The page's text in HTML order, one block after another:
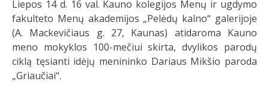
Liepos 14 d. 16 val. Kauno kolegijos Menų ir ugdymo
fakulteto Menų akademijos „Pelėdų kalno“ galerijoje
(A. Mackevičiaus g. 27, Kaunas) atidaroma Kauno
meno mokyklos 100-mečiui skirta, dvylikos parodų
ciklą tęsianti idėjų menininko Dariaus Mikšio paroda
„Griaučiai“.